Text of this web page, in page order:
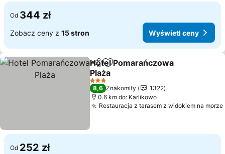
Od 344 zł
Zobacz ceny z 15 stron Wyświetl ceny
Udostępnij
Dodaj do ulubionych
Hotel Pomarańczowa
Plaża
3 Kategoria
8,6 Znakomity
1322
0.6 km do: Karlikowo
Restauracja z tarasem z widokiem na morze
Od 252 zł